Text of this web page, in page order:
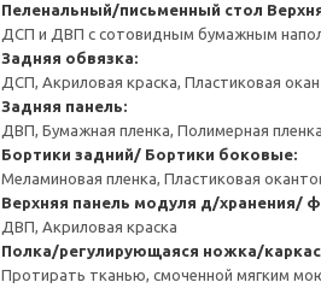
Пеленальный/письменный стол
ДСП и ДВП с сотовидным бумажным
Задняя обвязка:
ДСП, Акриловая краска, Пластиковая
Задняя панель:
ДВП, Бумажная пленка, Полимерная пленка
Бортики задний/ Бортики боковые:
Меламиновая пленка, Пластиковая
Верхняя панель модуля д/хранения/
ДВП, Акриловая краска
Полка/регулирующаяся ножка/каркас
Протирать тканью, смоченной мягким